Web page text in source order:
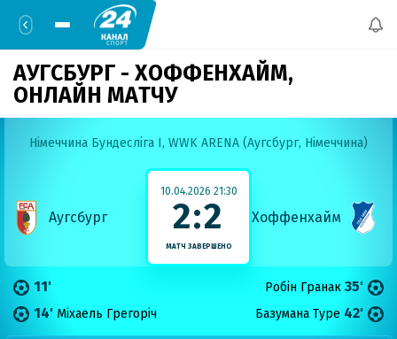
АУГСБУРГ - ХОФФЕНХАЙМ,
ОНЛАЙН МАТЧУ
Німеччина Бундесліга I, WWK ARENA (Аугсбург, Німеччина)
Аугсбург
10.04.2026 21:30
2:2
МАТЧ ЗАВЕРШЕНО
Хоффенхайм
11'
14' Міхаель Грегоріч
Робін Гранак 35'
Базумана Туре 42'